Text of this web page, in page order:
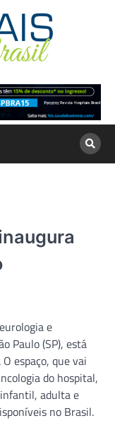
e
Paulo (SP), está
espaço, que vai
do hospital,
adulta e
no Brasil.